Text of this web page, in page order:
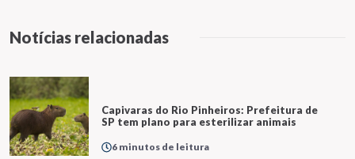
Notícias relacionadas
Capivaras do Rio Pinheiros: Prefeitura de
SP tem plano para esterilizar animais
6 minutos de leitura